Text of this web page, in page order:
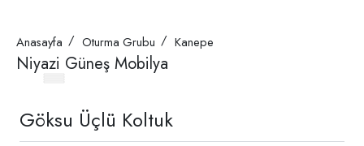
Anasayfa Oturma Grubu Kanepe
Niyazi Güneş Mobilya
Göksu Üçlü Koltuk